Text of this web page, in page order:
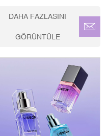
kullanım alanı: Parfümler,
serumlar, kremler, losyonlar
ve diğer birinci sınıf cilt
DAHA FAZLASINI
GÖRÜNTÜLE